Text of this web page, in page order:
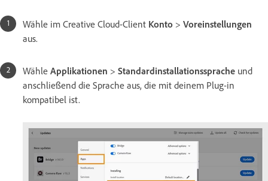
Wähle im Creative Cloud-Client Konto > Voreinstellungen
aus.
Wähle Applikationen > Standardinstallationssprache und
anschließend die Sprache aus, die mit deinem Plug-in
kompatibel ist.